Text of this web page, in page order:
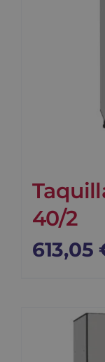
40/2
613,05